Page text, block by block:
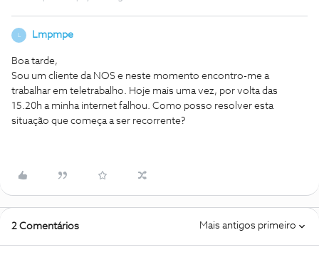
Lmpmpe
Boa tarde,
Sou um cliente da NOS e neste momento encontro-me a
trabalhar em teletrabalho. Hoje mais uma vez, por volta das
15.20h a minha internet falhou. Como posso resolver esta
situação que começa a ser recorrente?
2 Comentários Mais antigos primeiro